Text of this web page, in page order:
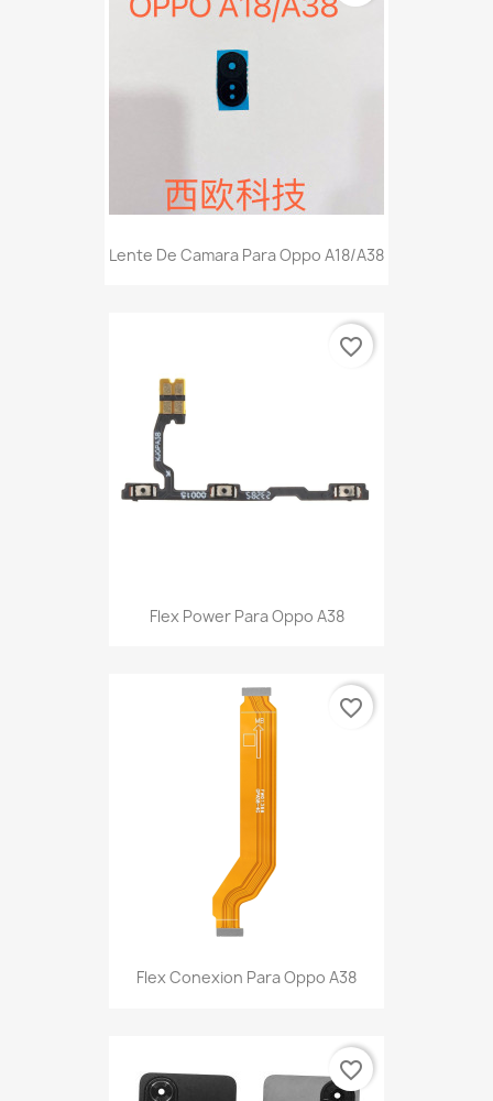
Lente De Camara Para Oppo A18/A38
Flex Power Para Oppo A38
favorite_border
Flex Conexion Para Oppo A38
favorite_border
favorite_border